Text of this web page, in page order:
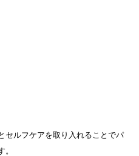
セルフケアを取り入れることでパ